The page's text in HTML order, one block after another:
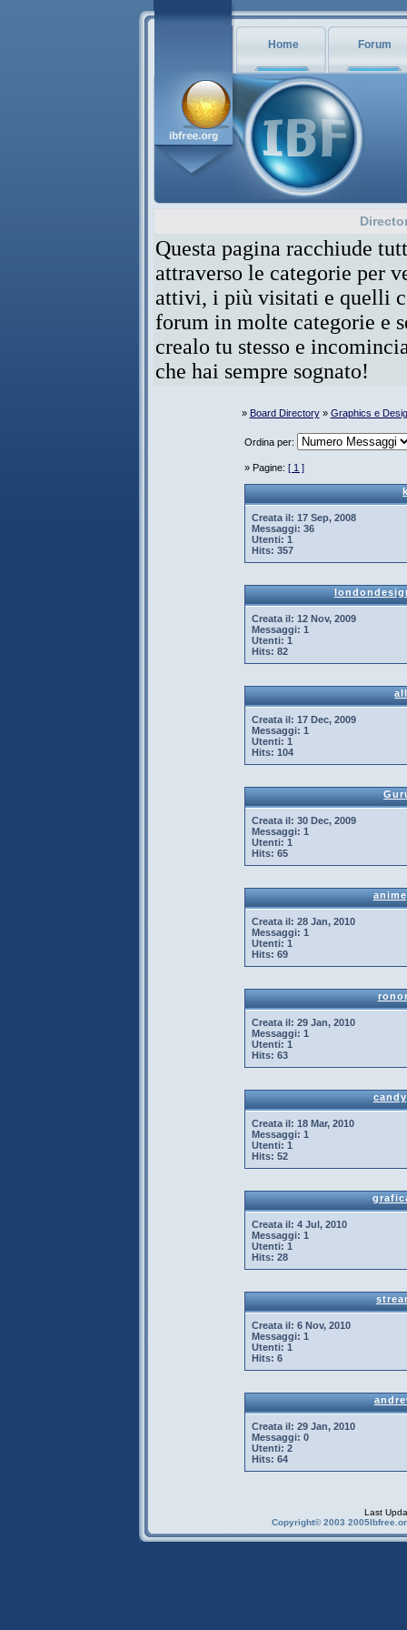
Home Forum
Questa pagina racchiude
attraverso le categorie per
attivi, i più visitati e quelli
forum in molte categorie e
crealo tu stesso e
che hai sempre sognato!
» Board Directory» Graphics e
Ordina per:
» Pagine: [ 1 ]
Creata il: 17 Sep, 2008
Messaggi: 36
Utenti: 1
Hits: 357
Creata il: 12 Nov, 2009
Messaggi: 1
Utenti: 1
Hits: 82
Creata il: 17 Dec, 2009
Messaggi: 1
Utenti: 1
Hits: 104
Creata il: 30 Dec, 2009
Messaggi: 1
Utenti: 1
Hits: 65
Creata il: 28 Jan, 2010
Messaggi: 1
Utenti: 1
Hits: 69
Creata il: 29 Jan, 2010
Messaggi: 1
Utenti: 1
Hits: 63
Creata il: 18 Mar, 2010
Messaggi: 1
Utenti: 1
Hits: 52
Creata il: 4 Jul, 2010
Messaggi: 1
Utenti: 1
Hits: 28
Creata il: 6 Nov, 2010
Messaggi: 1
Utenti: 1
Hits: 6
Creata il: 29 Jan, 2010
Messaggi: 0
Utenti: 2
Hits: 64
Last
Copyright© 2003